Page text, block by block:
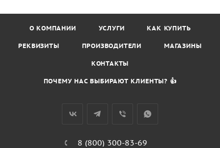
О КОМПАНИИ УСЛУГИ КАК КУПИТЬ
РЕКВИЗИТЫ ПРОИЗВОДИТЕЛИ МАГАЗИНЫ
КОНТАКТЫ
ПОЧЕМУ НАС ВЫБИРАЮТ КЛИЕНТЫ? 👍
8 (800) 300-83-69